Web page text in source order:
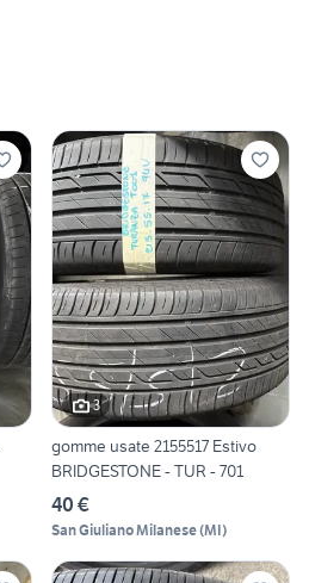
3
gomme usate 2155517 Estivo
BRIDGESTONE - TUR - 701
40 €
San Giuliano Milanese(MI)